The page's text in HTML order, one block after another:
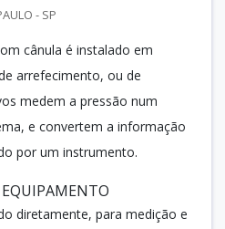
- SP
cânula é instalado em
arrefecimento, ou de
medem a pressão num
e convertem a informação
por um instrumento.
diretamente, para medição e